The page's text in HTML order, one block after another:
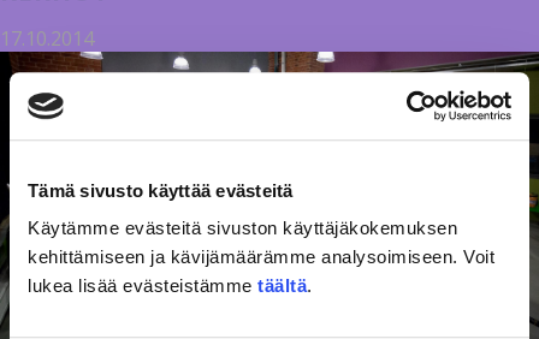
Tämä sivusto käyttää evästeitä
Käytämme evästeitä sivuston käyttäjäkokemuksen
kehittämiseen ja kävijämäärämme analysoimiseen. Voit
lukea lisää evästeistämme täältä.
17.10.2014